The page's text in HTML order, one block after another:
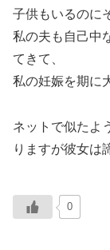
子供もいるのに
私の夫も自己中
てきて、
私の妊娠を期に
ネットで似たよ
りますが彼女は
0